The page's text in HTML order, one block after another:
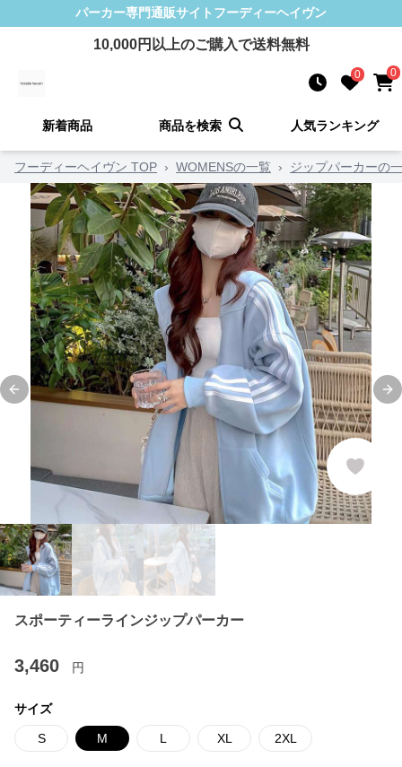
パーカー専門通販サイト フーディーヘイヴン
10,000円以上のご購入で送料無料
0 0
新着商品 商品を検索 人気ランキング
フーディーヘイヴン TOP › WOMENSの一覧 › ジップパーカーの
Previous slide
スポーティーラインジップパーカー
3,460 円
サイズ
S M L XL 2XL